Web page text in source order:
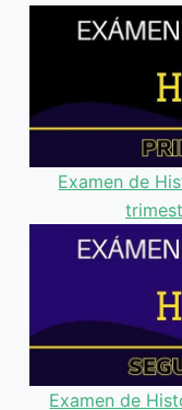
Examen de
Examen de